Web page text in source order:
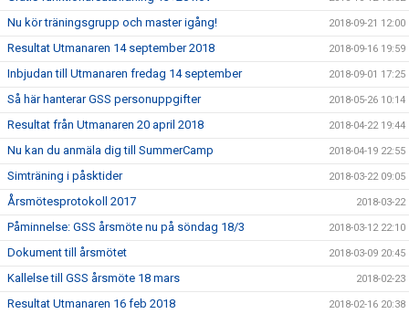
Nu kör träningsgrupp och master igång! 2018-09-21 12:00
Resultat Utmanaren 14 september 2018 2018-09-16 19:59
Inbjudan till Utmanaren fredag 14 september 2018-09-01 17:25
Så här hanterar GSS personuppgifter 2018-05-26 10:14
Resultat från Utmanaren 20 april 2018 2018-04-22 19:44
Nu kan du anmäla dig till SummerCamp 2018-04-19 22:55
Simträning i påsktider 2018-03-22 09:05
Årsmötesprotokoll 2017 2018-03-22
Påminnelse: GSS årsmöte nu på söndag 18/3 2018-03-12 22:10
Dokument till årsmötet 2018-03-09 20:45
Kallelse till GSS årsmöte 18 mars 2018-02-23
Resultat Utmanaren 16 feb 2018 2018-02-16 20:38